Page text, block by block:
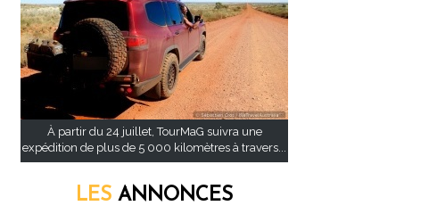
À partir du 24 juillet, TourMaG suivra une
expédition de plus de 5 000 kilomètres à travers...
LES ANNONCES